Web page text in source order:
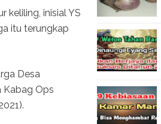
keliling, inisial YS
itu terungkap
Desa
Kabag Ops